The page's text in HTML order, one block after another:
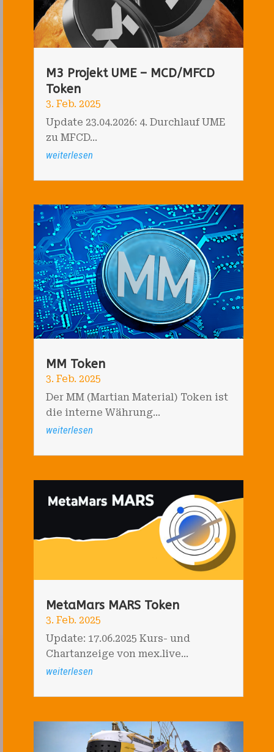
M3 Projekt UME – MCD/MFCD
Token
3. Feb. 2025
Update 23.04.2026: 4. Durchlauf UME
zu MFCD...
weiterlesen
MM Token
3. Feb. 2025
Der MM (Martian Material) Token ist
die interne Währung...
weiterlesen
MetaMars MARS Token
3. Feb. 2025
Update: 17.06.2025 Kurs- und
Chartanzeige von mex.live...
weiterlesen